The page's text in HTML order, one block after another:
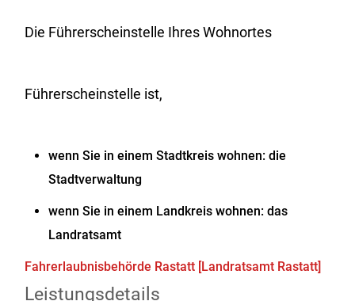
Die Führerscheinstelle Ihres Wohnortes
Führerscheinstelle ist,
wenn Sie in einem Stadtkreis wohnen: die
Stadtverwaltung
wenn Sie in einem Landkreis wohnen: das
Landratsamt
Fahrerlaubnisbehörde Rastatt [Landratsamt Rastatt]
Leistungsdetails